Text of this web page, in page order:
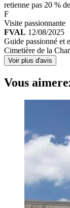
retienne pas 20 %
F
Visite passionnante
FVAL 12/08/2025
Guide passionné et
Cimetière de la
Voir plus d'avis
Vous